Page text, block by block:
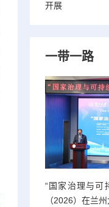
开展
一带一路
“国家治理与可
（2026）在兰